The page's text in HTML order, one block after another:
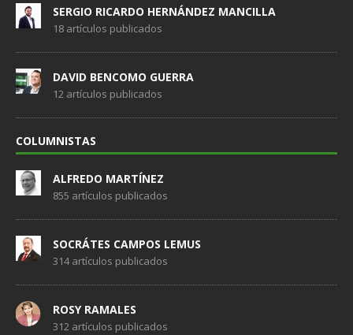
SERGIO RICARDO HERNÁNDEZ MANCILLA
18 artículos publicados
DAVID BENCOMO GUERRA
12 artículos publicados
COLUMNISTAS
ALFREDO MARTÍNEZ
855 artículos publicados
SOCRÁTES CAMPOS LEMUS
314 artículos publicados
ROSY RAMALES
312 artículos publicados